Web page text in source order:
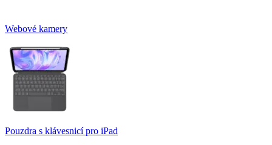
Webové kamery
Pouzdra s klávesnicí pro iPad